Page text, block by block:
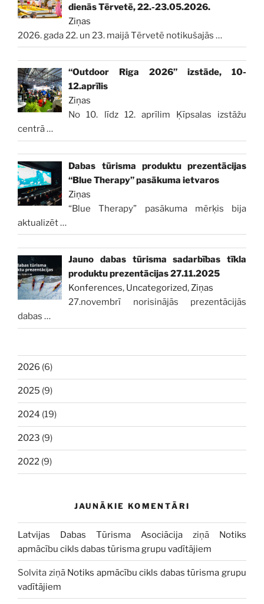
dienās Tērvetē, 22.-23.05.2026.
Ziņas
2026. gada 22. un 23. maijā Tērvetē notikušajās …
“Outdoor Riga 2026” izstāde, 10-
12.aprīlis
Ziņas
No 10. līdz 12. aprīlim Ķīpsalas izstāžu
centrā…
Dabas tūrisma produktu prezentācijas
“Blue Therapy” pasākuma ietvaros
Ziņas
“Blue Therapy” pasākuma mērķis bija
aktualizēt…
Jauno dabas tūrisma sadarbības tīkla
produktu prezentācijas 27.11.2025
Konferences, Uncategorized,Ziņas
27.novembrī norisinājās prezentācijās
dabas …
2026 (6)
2025 (9)
2024 (19)
2023 (9)
2022 (9)
JAUNĀKIE KOMENTĀRI
Latvijas Dabas Tūrisma Asociācija ziņā Notiks
apmācību cikls dabas tūrisma grupu vadītājiem
Solvita ziņā Notiks apmācību cikls dabas tūrisma grupu
vadītājiem